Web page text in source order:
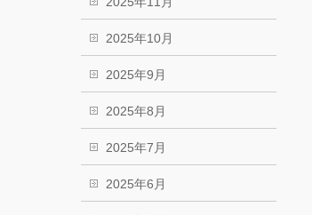
2025年10月
2025年9月
2025年8月
2025年7月
2025年6月